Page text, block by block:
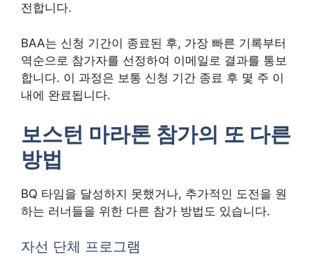
전합니다.
BAA는 신청 기간이 종료된 후, 가장 빠른 기록부터
역순으로 참가자를 선정하여 이메일로 결과를 통보
합니다. 이 과정은 보통 신청 기간 종료 후 몇 주 이
내에 완료됩니다.
보스턴 마라톤 참가의 또 다른
방법
BQ 타임을 달성하지 못했거나, 추가적인 도전을 원
하는 러너들을 위한 다른 참가 방법도 있습니다.
자선 단체 프로그램